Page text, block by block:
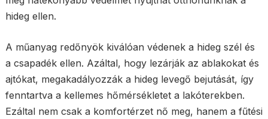
hideg ellen.
A műanyag redőnyök kiválóan védenek a hideg szél és
a csapadék ellen. Azáltal, hogy lezárják az ablakokat és
ajtókat, megakadályozzák a hideg levegő bejutását, így
fenntartva a kellemes hőmérsékletet a lakóterekben.
Ezáltal nem csak a komfortérzet nő meg, hanem a fűtési